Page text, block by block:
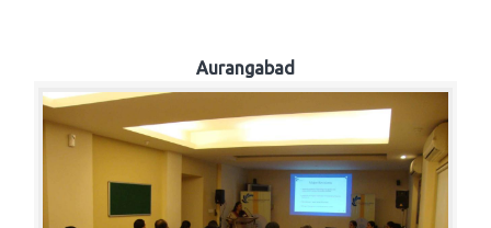
Aurangabad